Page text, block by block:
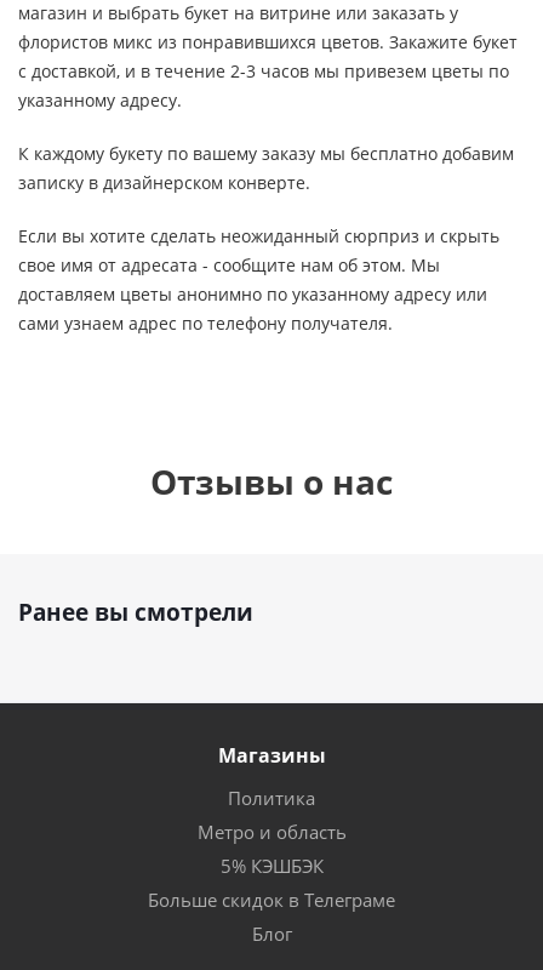
магазин и выбрать букет на витрине или заказать у
флористов микс из понравившихся цветов. Закажите букет
с доставкой, и в течение 2-3 часов мы привезем цветы по
указанному адресу.
К каждому букету по вашему заказу мы бесплатно добавим
записку в дизайнерском конверте.
Если вы хотите сделать неожиданный сюрприз и скрыть
свое имя от адресата - сообщите нам об этом. Мы
доставляем цветы анонимно по указанному адресу или
сами узнаем адрес по телефону получателя.
Отзывы о нас
Ранее вы смотрели
Магазины
Политика
Метро и область
5% КЭШБЭК
Больше скидок в Телеграме
Блог